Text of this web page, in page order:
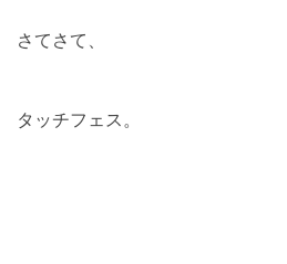
さてさて、
タッチフェス。